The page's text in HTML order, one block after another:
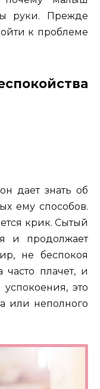
руки. Прежде
к проблеме
дает знать об
ему способов.
крик. Сытый
и продолжает
не беспокоя
плачет, и
это
или неполного